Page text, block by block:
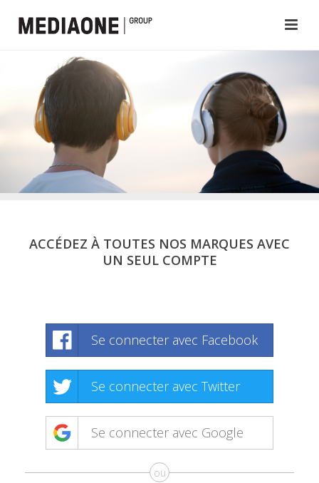
ACCÉDEZ À TOUTES NOS MARQUES AVEC
UN SEUL COMPTE
Se connecter avec Facebook
Se connecter avec Twitter
Se connecter avec Google
ou